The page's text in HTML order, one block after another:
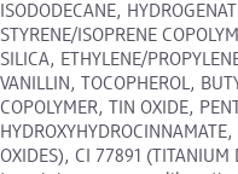
ISODODECANE,
STYRENE/ISOPRENE
SILICA, ETHYLENE/
VANILLIN, TOCOPHEROL,
COPOLYMER, TIN OXIDE,
OXIDES), CI 77891